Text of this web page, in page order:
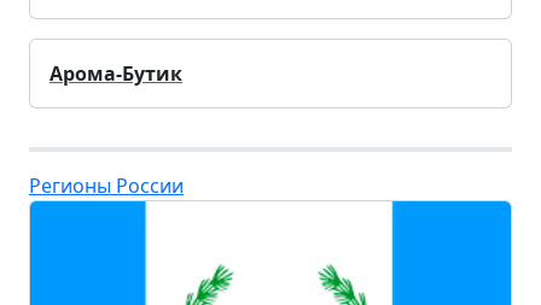
Арома-Бутик
Регионы России